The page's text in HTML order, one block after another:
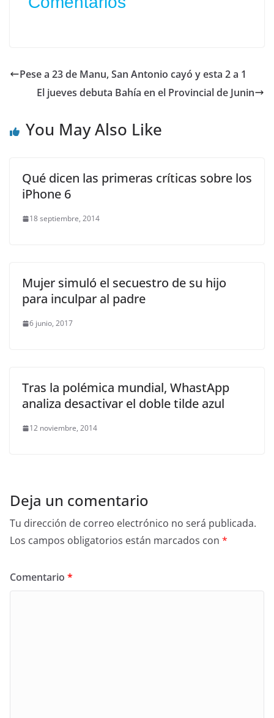
Pese a 23 de Manu, San Antonio cayó y esta 2 a 1
El jueves debuta Bahía en el Provincial de Junin
You May Also Like
Qué dicen las primeras críticas sobre los
iPhone 6
18 septiembre, 2014
Mujer simuló el secuestro de su hijo
para inculpar al padre
6 junio, 2017
Tras la polémica mundial, WhastApp
analiza desactivar el doble tilde azul
12 noviembre, 2014
Deja un comentario
Tu dirección de correo electrónico no será publicada.
Los campos obligatorios están marcados con *
Comentario *